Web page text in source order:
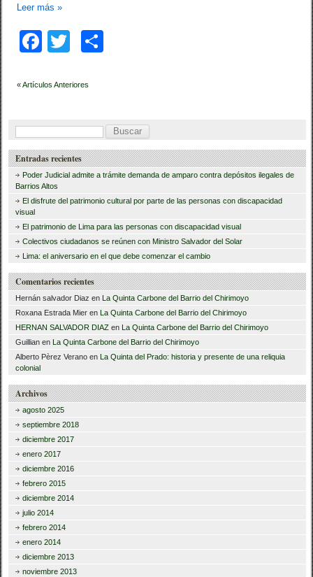
Leer más»
F
c
b
o
o
k
tt
ar
tir
Navegación
« Artículos Anteriores
B
u
s
c
a
r
:
Entradas recientes
Poder Judicial admite a trámite demanda de amparo contra depósitos ilegales de
Barrios Altos
El disfrute del patrimonio cultural por parte de las personas con discapacidad
visual
El patrimonio de Lima para las personas con discapacidad visual
Colectivos ciudadanos se reúnen con Ministro Salvador del Solar
Lima: el aniversario en el que debe comenzar el cambio
Comentarios recientes
Hernán salvador Diaz en La Quinta Carbone del Barrio del Chirimoyo
Roxana Estrada Mier en La Quinta Carbone del Barrio del Chirimoyo
HERNAN SALVADOR DIAZ en La Quinta Carbone del Barrio del Chirimoyo
Guillian en La Quinta Carbone del Barrio del Chirimoyo
Alberto Pèrez Verano en La Quinta del Prado: historia y presente de una reliquia
colonial
Archivos
agosto 2025
septiembre 2018
diciembre 2017
enero 2017
diciembre 2016
febrero 2015
diciembre 2014
julio 2014
febrero 2014
enero 2014
diciembre 2013
noviembre 2013